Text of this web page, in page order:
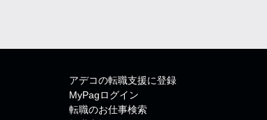
アデコの転職支援に登録
MyPagログイン
転職のお仕事検索